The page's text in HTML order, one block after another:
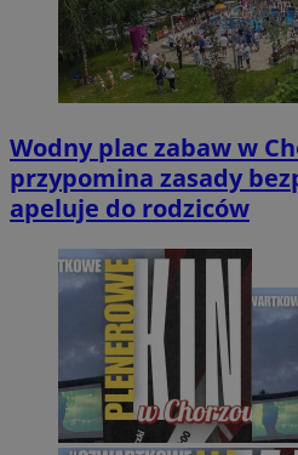
Wodny plac zabaw w
przypomina zasady
apeluje do rodziców